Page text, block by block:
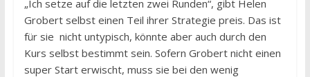
„Ich setze auf die letzten zwei Runden“, gibt Helen
Grobert selbst einen Teil ihrer Strategie preis. Das ist
für sie nicht untypisch, könnte aber auch durch den
Kurs selbst bestimmt sein. Sofern Grobert nicht einen
super Start erwischt, muss sie bei den wenig